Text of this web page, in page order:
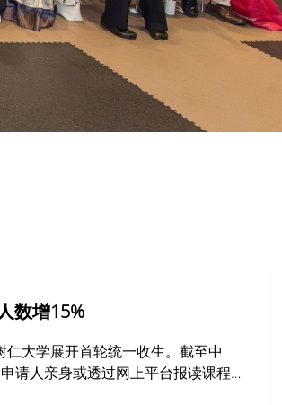
数增15%
大学展开首轮统一收生。截至中
请人亲身或透过网上平台报读课程，